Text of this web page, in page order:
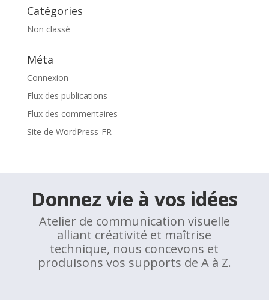
Catégories
Non classé
Méta
Connexion
Flux des publications
Flux des commentaires
Site de WordPress-FR
Donnez vie à vos idées
Atelier de communication visuelle
alliant créativité et maîtrise
technique, nous concevons et
produisons vos supports de A à Z.